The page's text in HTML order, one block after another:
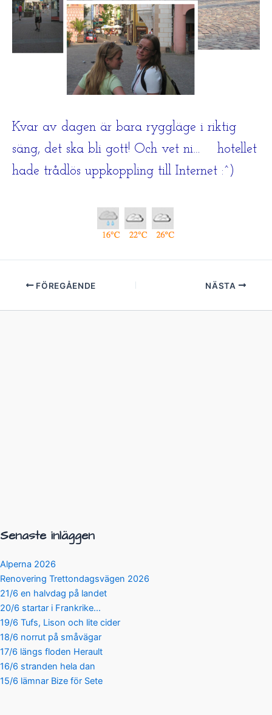
Kvar av dagen är bara ryggläge i riktig
säng, det ska bli gott! Och vet ni… hotellet
hade trådlös uppkoppling till Internet :^)
FÖREGÅENDE NÄSTA
Senaste inläggen
Alperna 2026
Renovering Trettondagsvägen 2026
21/6 en halvdag på landet
20/6 startar i Frankrike…
19/6 Tufs, Lison och lite cider
18/6 norrut på småvägar
17/6 längs floden Herault
16/6 stranden hela dan
15/6 lämnar Bize för Sete